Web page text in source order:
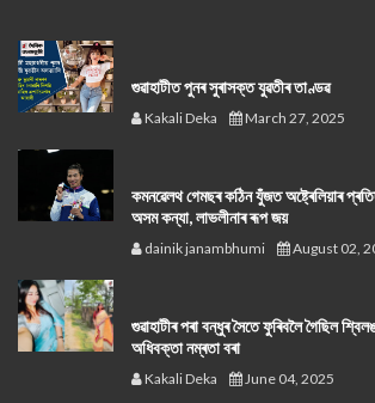
গুৱাহাটীত পুনৰ সুৰাসক্ত যুৱতীৰ তাণ্ডৱ
Kakali Deka March 27, 2025
কমনৱেলথ গেমছৰ কঠিন যুঁজত অষ্ট্ৰেলিয়াৰ
অসম কন্যা, লাভলীনাৰ ৰূপ জয়
dainik janambhumi August 02,
গুৱাহাটীৰ পৰা বন্ধুৰ সৈতে ফুৰিবলৈ গৈছিল
অধিবক্তা নম্ৰতা বৰা
Kakali Deka June 04, 2025